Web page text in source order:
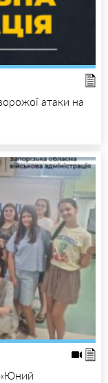
атаки на
«Юний